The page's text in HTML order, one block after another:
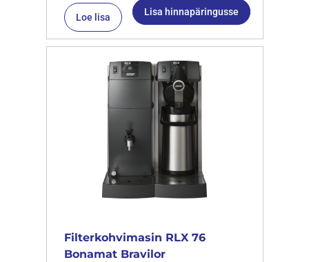
Loe lisa Lisa hinnapäringusse
Filterkohvimasin RLX 76
Bonamat Bravilor